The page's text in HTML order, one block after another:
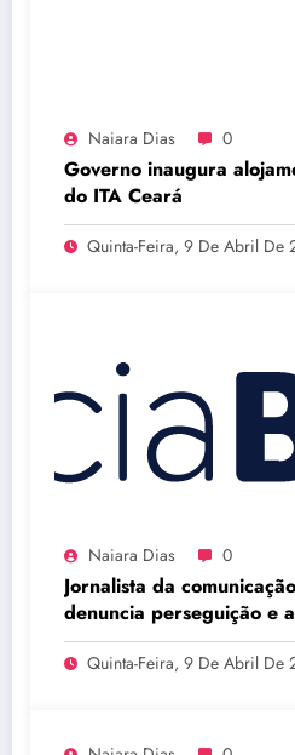
Naiara Dias 0
Governo inaugura
do ITA Ceará
Quinta-Feira, 9 De Abril De
Naiara Dias 0
Jornalista da
denuncia perseguição e
Quinta-Feira, 9 De Abril De